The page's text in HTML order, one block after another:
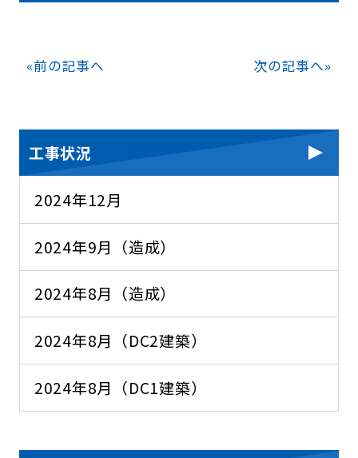
«前の記事へ 次の記事へ»
工事状況
2024年12月
2024年9月（造成）
2024年8月（造成）
2024年8月（DC2建築）
2024年8月（DC1建築）